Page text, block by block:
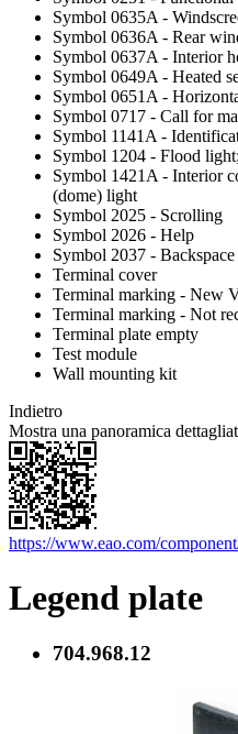
Symbol 0635A -
Symbol 0636A - Rear
Symbol 0637A - Interior
Symbol 0649A - Heated
Symbol 0651A -
Symbol 0717 - Call for
Symbol 1141A -
Symbol 1204 - Flood
Symbol 1421A - Interior
(dome) light
Symbol 2025 - Scrolling
Symbol 2026 - Help
Symbol 2037 - Backspace
Terminal cover
Terminal marking - New
Terminal marking - Not
Terminal plate empty
Test module
Wall mounting kit
Indietro
Mostra una panoramica
https://www.eao.com/
Legend plate
704.968.12